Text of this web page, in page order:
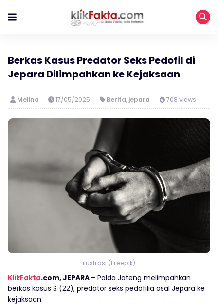
Berkas Kasus Predator Seks Pedofil di
Jepara Dilimpahkan ke Kejaksaan
Melina 17/05/2025 Berita, jepara 708 views
ilustrasi (Freepik)
KlikFakta.com, JEPARA – Polda Jateng melimpahkan
berkas kasus S (22), predator seks pedofilia asal Jepara ke
kejaksaan.